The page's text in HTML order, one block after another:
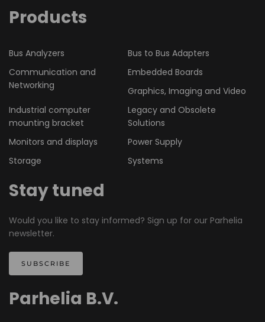
Products
Bus Analyzers
Bus to Bus Adapters
Communication and
Networking
Embedded Boards
Graphics, Imaging and Video
Industrial computer
mounting bracket
Legacy and Obsolete
Solutions
Monitors and displays
Power Supply
Storage
Systems
Stay tuned
Would you like to stay informed? Sign up for our Parhelia
newsletter.
SUBSCRIBE
Parhelia B.V.